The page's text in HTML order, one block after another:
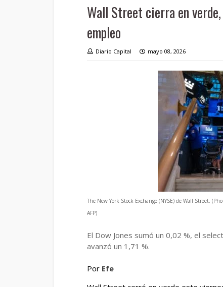
Wall Street cierra en
empleo
Diario Capital mayo 08, 2026
The New York Stock Exchange (NYSE) de Wall Street.
AFP)
El Dow Jones sumó un 0,02 %, el
avanzó un 1,71 %.
Por Efe